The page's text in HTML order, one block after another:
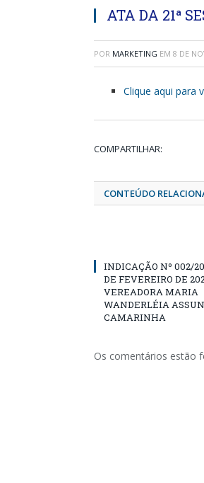
ATA DA 21ª
POR MARKETING EM 8 DE
Clique aqui para
COMPARTILHAR:
CONTEÚDO
INDICAÇÃO Nº 002/
DE FEVEREIRO DE
VEREADORA MARIA
WANDERLÉIA
CAMARINHA
Os comentários estão